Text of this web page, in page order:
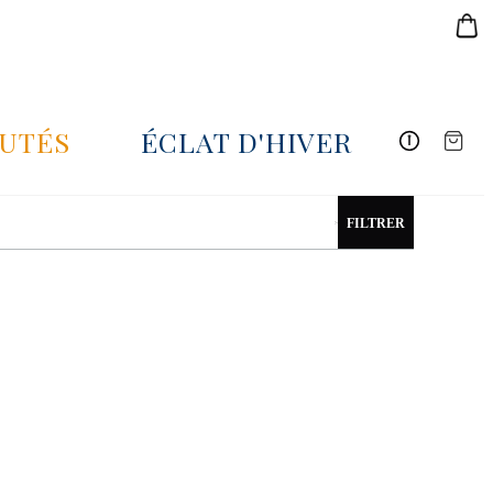
ÉCLAT D'HIVER
FILTRER